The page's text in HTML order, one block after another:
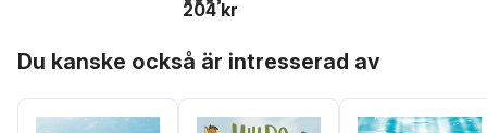
204 kr
Nordström Töyrä
Anna Bendréus
Fredrika Englund,
Du kanske också är intresserad av